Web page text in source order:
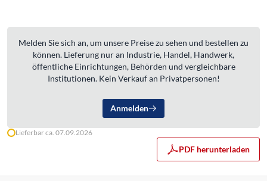
Melden Sie sich an, um unsere Preise zu sehen und bestellen zu
können. Lieferung nur an Industrie, Handel, Handwerk,
öffentliche Einrichtungen, Behörden und vergleichbare
Institutionen. Kein Verkauf an Privatpersonen!
Anmelden
Lieferbar ca. 07.09.2026
PDF herunterladen